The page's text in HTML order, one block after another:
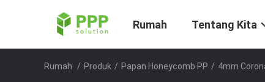
Rumah Tentang Kita
Rumah / Produk / Papan Honeycomb PP / 4mm